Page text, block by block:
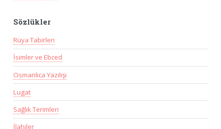
Sözlükler
Rüya Tabirleri
İsimler ve Ebced
Osmanlıca Yazılışı
Lugat
Sağlık Terimleri
İlahiler